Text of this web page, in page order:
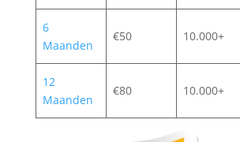
6
Maanden
€50 10.000+
12
Maanden
€80 10.000+